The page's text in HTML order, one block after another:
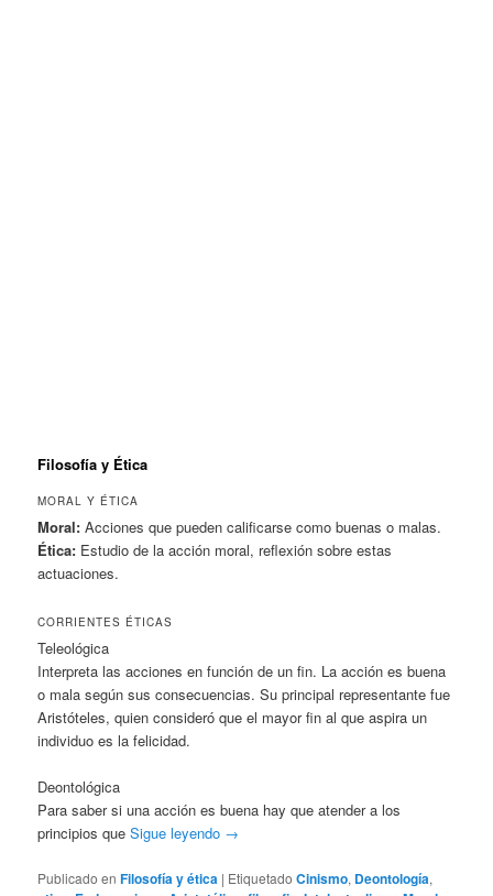
Filosofía y Ética
MORAL Y ÉTICA
Moral: Acciones que pueden calificarse como buenas o malas.
Ética: Estudio de la acción moral, reflexión sobre estas
actuaciones.
CORRIENTES ÉTICAS
Teleológica
Interpreta las acciones en función de un fin. La acción es buena
o mala según sus consecuencias. Su principal representante fue
Aristóteles, quien consideró que el mayor fin al que aspira un
individuo es la felicidad.
Deontológica
Para saber si una acción es buena hay que atender a los
principios queSigue leyendo →
Publicado en Filosofía y ética | Etiquetado Cinismo, Deontología,